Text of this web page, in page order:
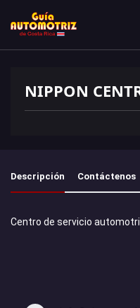
NIPPON
Descripción Contáctenos
Centro de servicio